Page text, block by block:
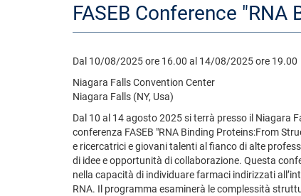
FASEB Conference
Dal 10/08/2025 ore 16.00 al 14/08/2025 ore 19.00
Niagara Falls Convention Center
Niagara Falls (NY, Usa)
Dal 10 al 14 agosto 2025 si terrà presso il Niagara
conferenza FASEB "RNA Binding Proteins:From
e ricercatrici e giovani talenti al fianco di alte
di idee e opportunità di collaborazione. Questa
nella capacità di individuare farmaci indirizzati
RNA. Il programma esaminerà le complessità